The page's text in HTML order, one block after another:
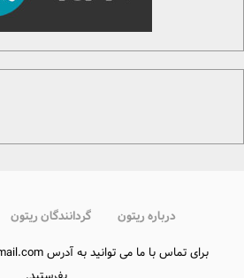
درباره ریتون گردانندگان ریتون